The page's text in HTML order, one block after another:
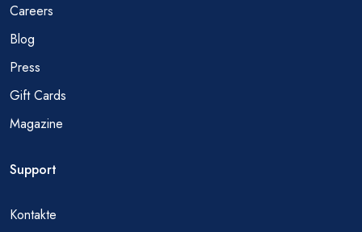
Careers
Blog
Press
Gift Cards
Magazine
Support
Kontakte